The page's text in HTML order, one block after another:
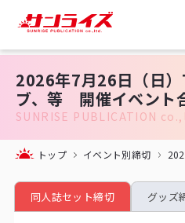
2026年7月26日（日）
ブ、等 開催イベント
SUNRISE PUBLICATION
トップ イベント別締切
同人誌セット締切 グッズ